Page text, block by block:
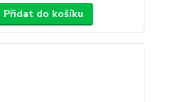
Přidat do košíku